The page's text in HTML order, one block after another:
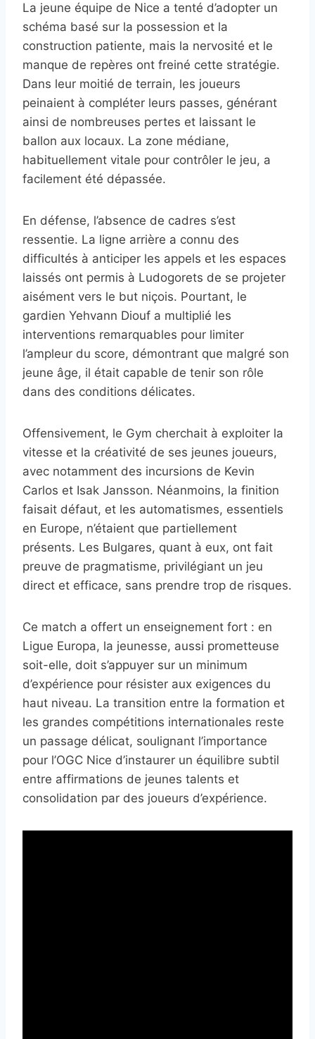
La jeune équipe de Nice a tenté d’adopter un
schéma basé sur la possession et la
construction patiente, mais la nervosité et le
manque de repères ont freiné cette stratégie.
Dans leur moitié de terrain, les joueurs
peinaient à compléter leurs passes, générant
ainsi de nombreuses pertes et laissant le
ballon aux locaux. La zone médiane,
habituellement vitale pour contrôler le jeu, a
facilement été dépassée.
En défense, l’absence de cadres s’est
ressentie. La ligne arrière a connu des
difficultés à anticiper les appels et les espaces
laissés ont permis à Ludogorets de se projeter
aisément vers le but niçois. Pourtant, le
gardien Yehvann Diouf a multiplié les
interventions remarquables pour limiter
l’ampleur du score, démontrant que malgré son
jeune âge, il était capable de tenir son rôle
dans des conditions délicates.
Offensivement, le Gym cherchait à exploiter la
vitesse et la créativité de ses jeunes joueurs,
avec notamment des incursions de Kevin
Carlos et Isak Jansson. Néanmoins, la finition
faisait défaut, et les automatismes, essentiels
en Europe, n’étaient que partiellement
présents. Les Bulgares, quant à eux, ont fait
preuve de pragmatisme, privilégiant un jeu
direct et efficace, sans prendre trop de risques.
Ce match a offert un enseignement fort : en
Ligue Europa, la jeunesse, aussi prometteuse
soit-elle, doit s’appuyer sur un minimum
d’expérience pour résister aux exigences du
haut niveau. La transition entre la formation et
les grandes compétitions internationales reste
un passage délicat, soulignant l’importance
pour l’OGC Nice d’instaurer un équilibre subtil
entre affirmations de jeunes talents et
consolidation par des joueurs d’expérience.